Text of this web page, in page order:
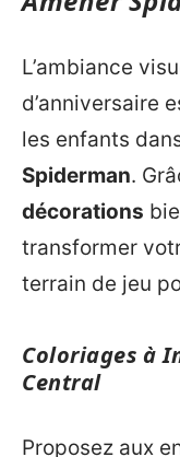
L’ambiance
d’anniversaire
les enfants
Spiderman.
décorations
transformer
terrain de jeu
Coloriages à
Central
Proposez aux